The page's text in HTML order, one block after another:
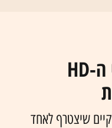
HOT תציע את שידורי ה-HD
שיצטרף לאחד